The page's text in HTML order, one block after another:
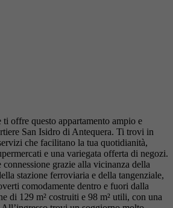
offre questo appartamento ampio e
San Isidro di Antequera. Ti trovi in
che facilitano la tua quotidianità,
e una variegata offerta di negozi.
connessione grazie alla vicinanza della
stazione ferroviaria e della tangenziale,
comodamente dentro e fuori dalla
di 129 m² costruiti e 98 m² utili, con una